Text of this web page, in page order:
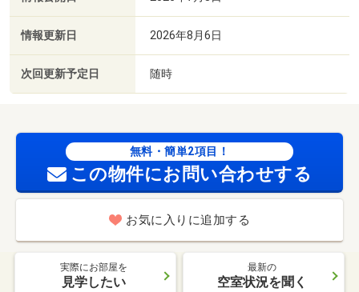
情報更新日 2026年8月6日
次回更新予定日 随時
無料・簡単2項目！
この物件にお問い合わせする
お気に入りに追加する
実際にお部屋を
見学したい
最新の
空室状況を聞く